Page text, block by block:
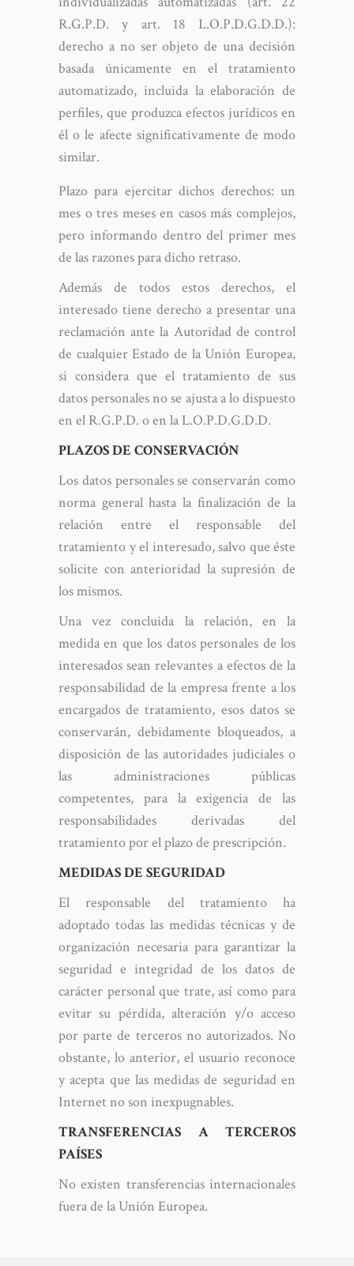
R.G.P.D. y art. 18 L.O.P.D.G.D.D.):
derecho a no ser objeto de una decisión
basada únicamente en el tratamiento
automatizado, incluida la elaboración de
perfiles, que produzca efectos jurídicos en
él o le afecte significativamente de modo
similar.
Plazo para ejercitar dichos derechos: un
mes o tres meses en casos más complejos,
pero informando dentro del primer mes
de las razones para dicho retraso.
Además de todos estos derechos, el
interesado tiene derecho a presentar una
reclamación ante la Autoridad de control
de cualquier Estado de la Unión Europea,
si considera que el tratamiento de sus
datos personales no se ajusta a lo dispuesto
en el R.G.P.D. o en la L.O.P.D.G.D.D.
PLAZOS DE CONSERVACIÓN
Los datos personales se conservarán como
norma general hasta la finalización de la
relación entre el responsable del
tratamiento y el interesado, salvo que éste
solicite con anterioridad la supresión de
los mismos.
Una vez concluida la relación, en la
medida en que los datos personales de los
interesados sean relevantes a efectos de la
responsabilidad de la empresa frente a los
encargados de tratamiento, esos datos se
conservarán, debidamente bloqueados, a
disposición de las autoridades judiciales o
las administraciones públicas
competentes, para la exigencia de las
responsabilidades derivadas del
tratamiento por el plazo de prescripción.
MEDIDAS DE SEGURIDAD
El responsable del tratamiento ha
adoptado todas las medidas técnicas y de
organización necesaria para garantizar la
seguridad e integridad de los datos de
carácter personal que trate, así como para
evitar su pérdida, alteración y/o acceso
por parte de terceros no autorizados. No
obstante, lo anterior, el usuario reconoce
y acepta que las medidas de seguridad en
Internet no son inexpugnables.
TRANSFERENCIAS A TERCEROS
PAÍSES
No existen transferencias internacionales
fuera de la Unión Europea.